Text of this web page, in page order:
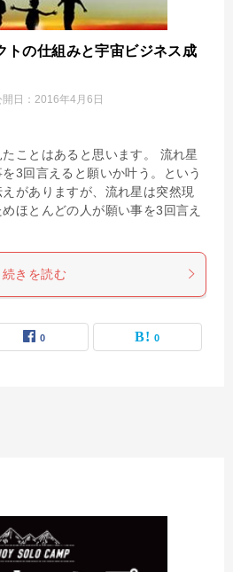
トの仕組みと宇宙ビジネス成
日： 2016年4月6日
ことはあると思います。 流れ星
3回言えると願いか叶う。という
がありますが、流れ星は突然現
ほとんどの人が願い事を3回言え
続きを読む
0 0